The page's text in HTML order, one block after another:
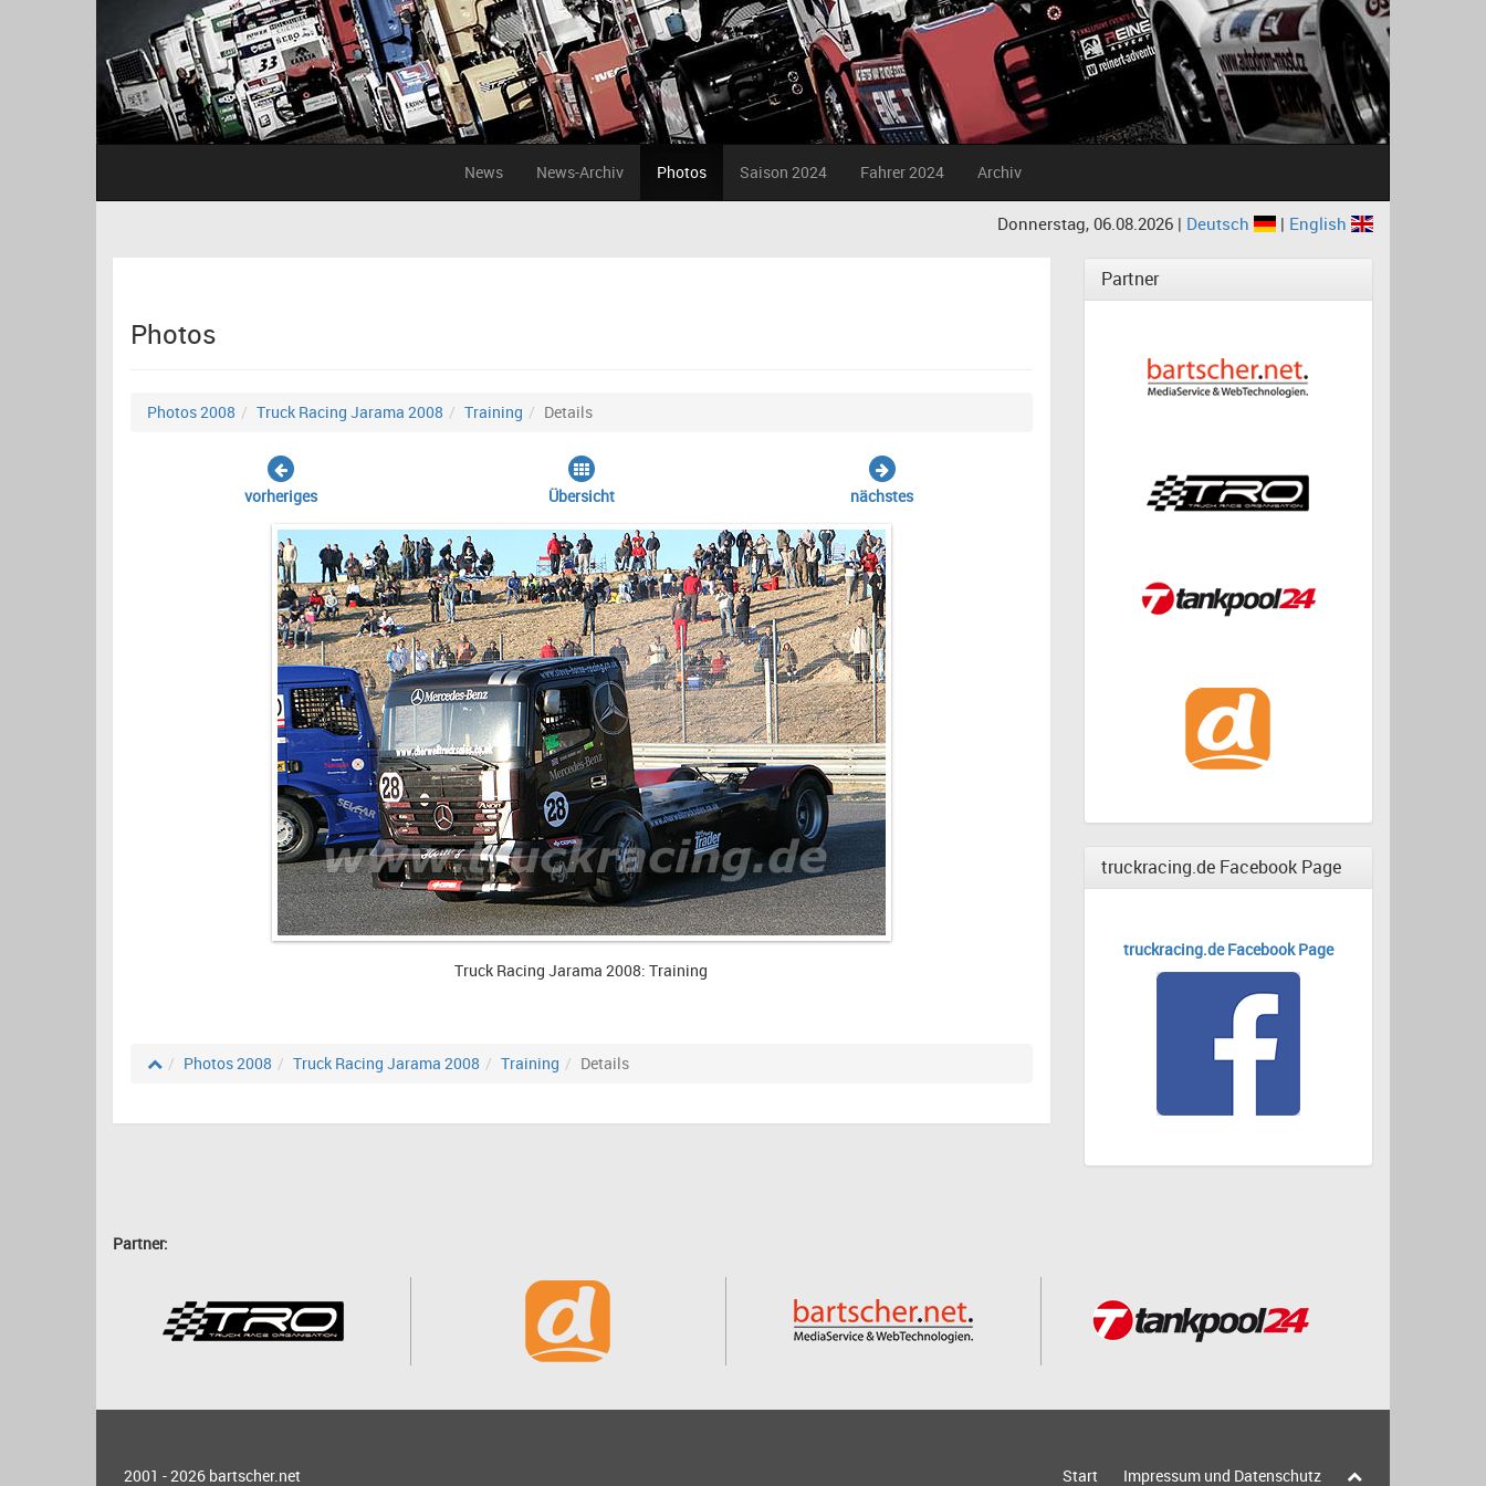
News News-Archiv Photos Saison 2024 Fahrer 2024 Archiv
Donnerstag, 06.08.2026 | Deutsch | English
Photos
Photos 2008 Truck Racing Jarama 2008 Training Details
vorheriges Übersicht nächstes
Truck Racing Jarama 2008: Training
Photos 2008 Truck Racing Jarama 2008 Training Details
Partner
truckracing.de Facebook Page
truckracing.de Facebook Page
Partner:
2001 - 2026 bartscher.net Start Impressum und Datenschutz